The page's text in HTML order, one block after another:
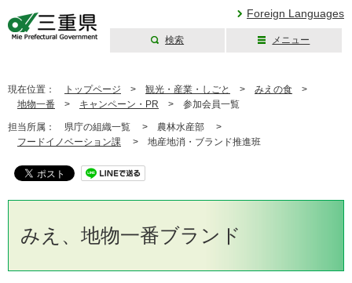
Foreign Languages
検索 メニュー
現在位置： トップページ > 観光・産業・しごと > みえの食 >
地物一番 > キャンペーン・PR > 参加会員一覧
担当所属： 県庁の組織一覧 > 農林水産部 >
フードイノベーション課 > 地産地消・ブランド推進班
みえ、地物一番ブランド